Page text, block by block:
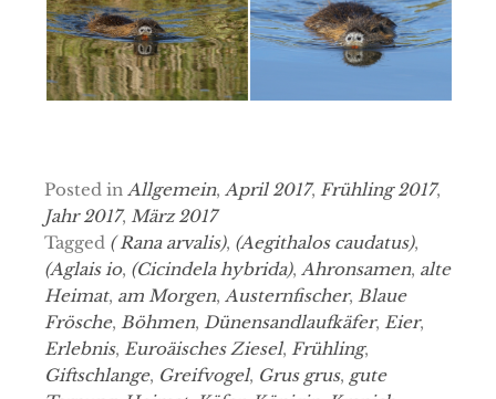
Posted in Allgemein, April 2017, Frühling 2017,
Jahr 2017, März 2017
Tagged ( Rana arvalis), (Aegithalos caudatus),
(Aglais io, (Cicindela hybrida), Ahronsamen, alte
Heimat, am Morgen, Austernfischer, Blaue
Frösche, Böhmen, Dünensandlaufkäfer, Eier,
Erlebnis, Euroäisches Ziesel, Frühling,
Giftschlange, Greifvogel, Grus grus, gute